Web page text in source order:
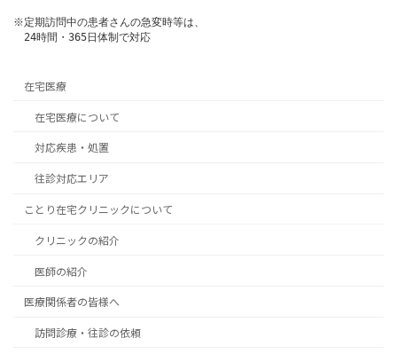
※定期訪問中の患者さんの急変時等は、
24時間・365日体制で対応
在宅医療
在宅医療について
対応疾患・処置
往診対応エリア
ことり在宅クリニックについて
クリニックの紹介
医師の紹介
医療関係者の皆様へ
訪問診療・往診の依頼